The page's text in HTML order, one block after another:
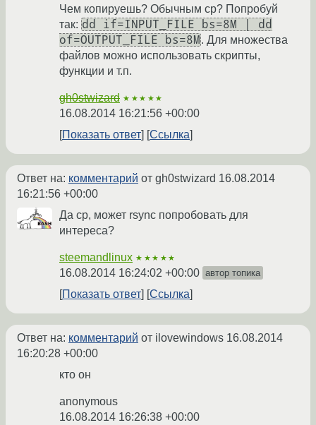
Чем копируешь? Обычным cp? Попробуй
так: dd if=INPUT_FILE bs=8M | dd
of=OUTPUT_FILE bs=8M . Для множества
файлов можно использовать скрипты,
функции и т.п.
gh0stwizard ★★★★★
16.08.2014 16:21:56 +00:00
Показать ответ
Ссылка
Ответ на: комментарий от gh0stwizard 16.08.2014
16:21:56 +00:00
Да cp, может rsync попробовать для
интереса?
steemandlinux ★★★★★
16.08.2014 16:24:02 +00:00 автор топика
Показать ответ Ссылка
Ответ на: комментарий от ilovewindows 16.08.2014
16:20:28 +00:00
кто он
anonymous
16.08.2014 16:26:38 +00:00